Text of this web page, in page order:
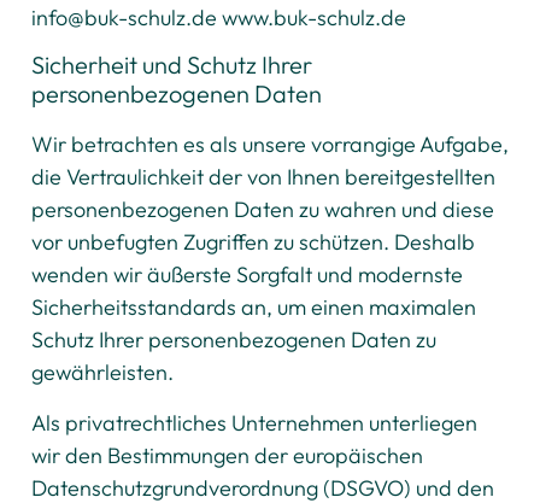
info@buk-schulz.de www.buk-schulz.de
Sicherheit und Schutz Ihrer
personenbezogenen Daten
Wir betrachten es als unsere vorrangige Aufgabe,
die Vertraulichkeit der von Ihnen bereitgestellten
personenbezogenen Daten zu wahren und diese
vor unbefugten Zugriffen zu schützen. Deshalb
wenden wir äußerste Sorgfalt und modernste
Sicherheitsstandards an, um einen maximalen
Schutz Ihrer personenbezogenen Daten zu
gewährleisten.
Als privatrechtliches Unternehmen unterliegen
wir den Bestimmungen der europäischen
Datenschutzgrundverordnung (DSGVO) und den